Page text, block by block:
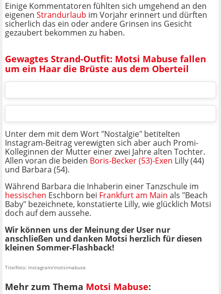
Einige Kommentatoren fühlten sich umgehend an den
eigenen Strandurlaub im Vorjahr erinnert und dürften
sicherlich das ein oder andere Grinsen ins Gesicht
gezaubert bekommen zu haben.
Gewagtes Strand-Outfit: Motsi Mabuse fallen
um ein Haar die Brüste aus dem Oberteil
Unter dem mit dem Wort "Nostalgie" betitelten
Instagram-Beitrag verewigten sich aber auch Promi-
Kolleginnen der Mutter einer zwei Jahre alten Tochter.
Allen voran die beiden Boris-Becker (53)-Exen Lilly (44)
und Barbara (54).
Während Barbara die Inhaberin einer Tanzschule im
hessischen Eschborn bei Frankfurt am Main als "Beach
Baby" bezeichnete, konstatierte Lilly, wie glücklich Motsi
doch auf dem aussehe.
Wir können uns der Meinung der User nur
anschließen und danken Motsi herzlich für diesen
kleinen Sommer-Flashback!
Titelfoto: Instagram/motsimabuse
Mehr zum Thema Motsi Mabuse: